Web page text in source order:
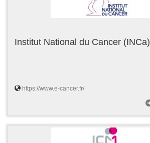
Institut National du Cancer (INCa)
https://www.e-cancer.fr/